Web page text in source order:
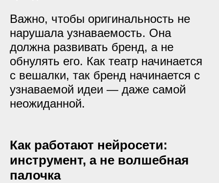
Важно, чтобы оригинальность не
нарушала узнаваемость. Она
должна развивать бренд, а не
обнулять его. Как театр начинается
с вешалки, так бренд начинается с
узнаваемой идеи — даже самой
неожиданной.
Как работают нейросети:
инструмент, а не волшебная
палочка